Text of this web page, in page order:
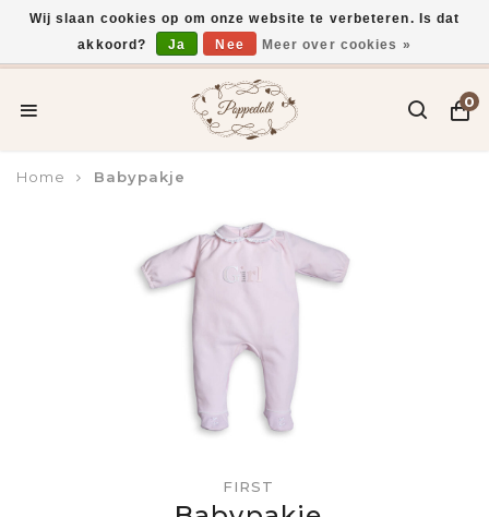
Voor 15:00 uur besteld, vandaag verzonden*
0
Home Babypakje
FIRST
Wij slaan cookies op om onze website te verbeteren. Is dat
akkoord?
Ja Nee Meer over cookies »